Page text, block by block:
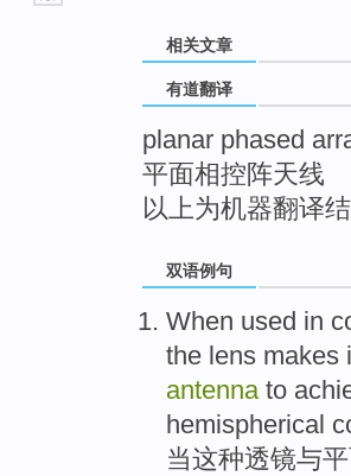
相关文章
有道翻译
planar phased
平面相控阵天线
以上为机器翻译
双语例句
When used in
the lens makes
antenna to
hemispherical
当这种透镜与